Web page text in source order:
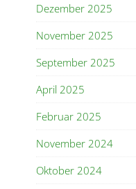
Dezember 2025
November 2025
September 2025
April 2025
Februar 2025
November 2024
Oktober 2024